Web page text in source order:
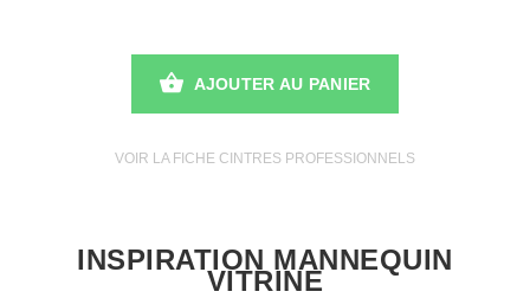
AJOUTER AU PANIER
VOIR LA FICHE CINTRES PROFESSIONNELS
INSPIRATION MANNEQUIN
VITRINE